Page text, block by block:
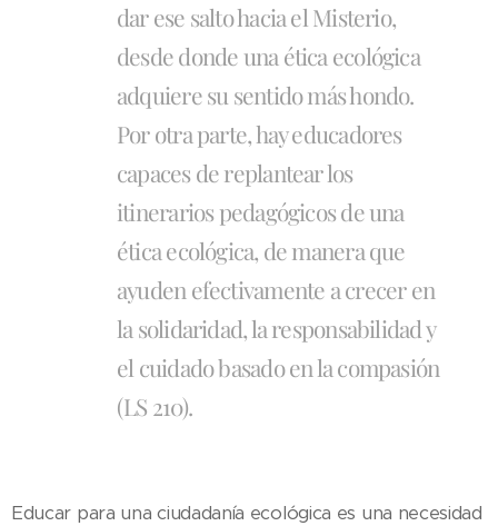
dar ese salto hacia el Misterio,
desde donde una ética ecológica
adquiere su sentido más hondo.
Por otra parte, hay educadores
capaces de replantear los
itinerarios pedagógicos de una
ética ecológica, de manera que
ayuden efectivamente a crecer en
la solidaridad, la responsabilidad y
el cuidado basado en la compasión
(LS 210).
Educar para una ciudadanía ecológica es una necesidad